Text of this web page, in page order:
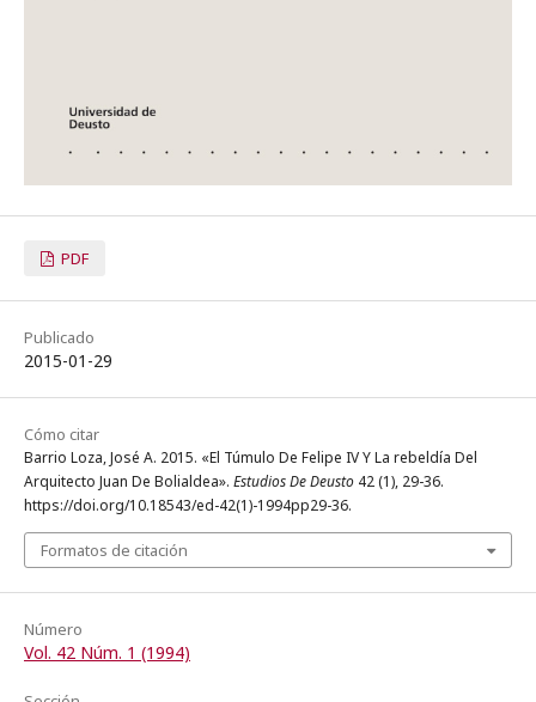
PDF
Publicado
2015-01-29
Cómo citar
Barrio Loza, José A. 2015. «El Túmulo De Felipe IV Y La rebeldía Del
Arquitecto Juan De Bolialdea». Estudios De Deusto 42 (1), 29-36.
https://doi.org/10.18543/ed-42(1)-1994pp29-36.
Formatos de citación
Número
Vol. 42 Núm. 1 (1994)